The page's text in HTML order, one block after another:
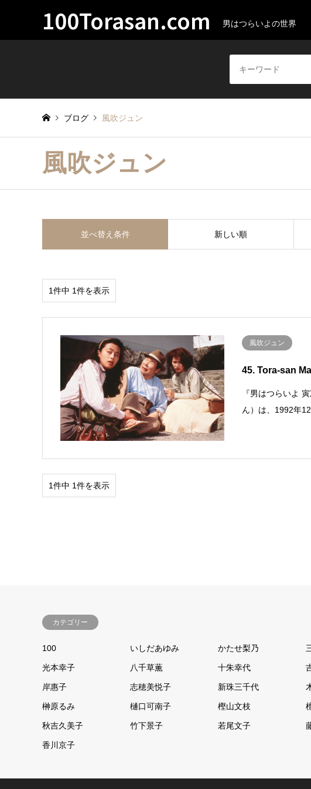
100Torasan.com 男はつらいよの世界
ブログ 風吹ジュン
風吹ジュン
並べ替え条件 新しい順
1件中 1件を表示
風吹ジュン
45. Tora-san
『男はつらいよ
ん）は、1992年
1件中 1件を表示
カテゴリー
100 いしだあゆみ かたせ梨乃
光本幸子 八千草薫 十朱幸代
岸惠子 志穂美悦子 新珠三千代
榊原るみ 樋口可南子 樫山文枝
秋吉久美子 竹下景子 若尾文子
香川京子